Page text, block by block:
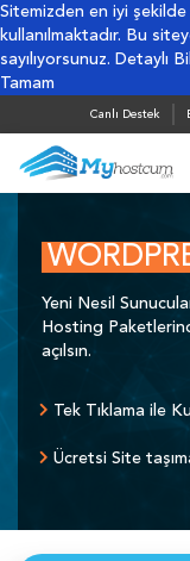
Sitemizden en iyi
kullanılmaktadır. Bu
sayılıyorsunuz. Detaylı
Tamam
Canlı Destek
Yeni Nesil
Hosting
açılsın.
Tek Tıklama ile
Ücretsi Site